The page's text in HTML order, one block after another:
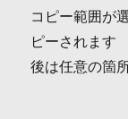
ゲ
ー
コピー範囲が
ピーされます
後は任意の箇